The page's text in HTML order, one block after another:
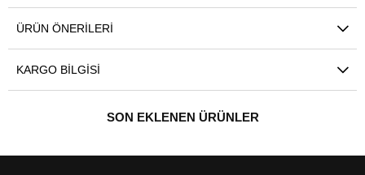
ÜRÜN ÖNERILERI
KARGO BILGISI
SON EKLENEN ÜRÜNLER